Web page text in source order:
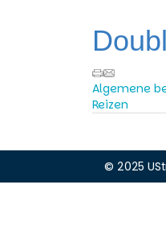
Algemene
Reizen
© 2025